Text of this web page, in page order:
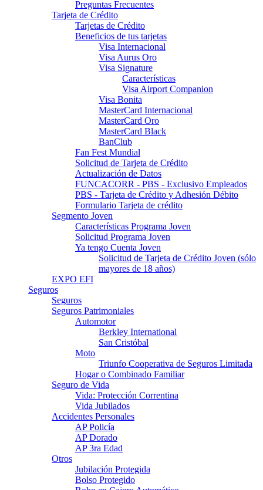
Preguntas Frecuentes
Tarjeta de Crédito
Tarjetas de Crédito
Beneficios de tus tarjetas
Visa Internacional
Visa Aurus Oro
Visa Signature
Características
Visa Airport Companion
Visa Bonita
MasterCard Internacional
MasterCard Oro
MasterCard Black
BanClub
Fan Fest Mundial
Solicitud de Tarjeta de Crédito
Actualización de Datos
FUNCACORR - PBS - Exclusivo Empleados
PBS - Tarjeta de Crédito y Adhesión Débito
Formulario Tarjeta de crédito
Segmento Joven
Características Programa Joven
Solicitud Programa Joven
Ya tengo Cuenta Joven
Solicitud de Tarjeta de Crédito Joven (sólo
mayores de 18 años)
EXPO EFI
Seguros
Seguros
Seguros Patrimoniales
Automotor
Berkley International
San Cristóbal
Moto
Triunfo Cooperativa de Seguros Limitada
Hogar o Combinado Familiar
Seguro de Vida
Vida: Protección Correntina
Vida Jubilados
Accidentes Personales
AP Policía
AP Dorado
AP 3ra Edad
Otros
Jubilación Protegida
Bolso Protegido